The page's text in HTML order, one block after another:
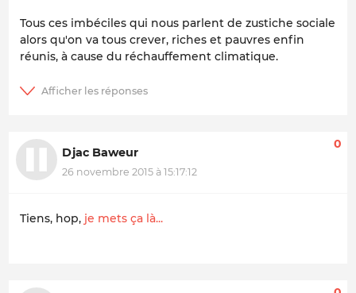
Tous ces imbéciles qui nous parlent de zustiche sociale
alors qu'on va tous crever, riches et pauvres enfin
réunis, à cause du réchauffement climatique.
Djac Baweur
26 novembre 2015 à 15:17:12
0
Tiens, hop, je mets ça là...